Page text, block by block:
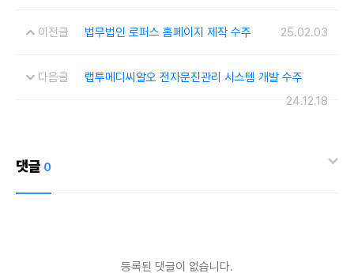
이전글 법무법인 로퍼스 홈페이지 제작 수주 25.02.03
다음글
랩투메디씨알오 전자문진관리 시스템 개발 수주
24.12.18
댓글 0
등록된 댓글이 없습니다.